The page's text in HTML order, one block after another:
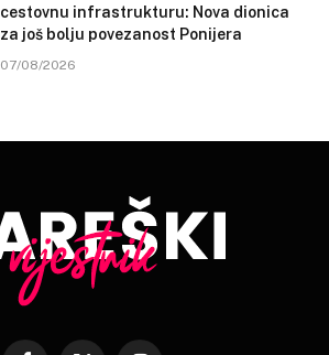
cestovnu infrastrukturu: Nova dionica
za još bolju povezanost Ponijera
07/08/2026